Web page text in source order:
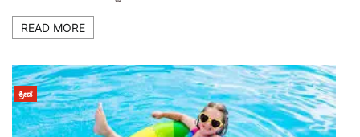
READ MORE
ಕ್ರೀಡೆ